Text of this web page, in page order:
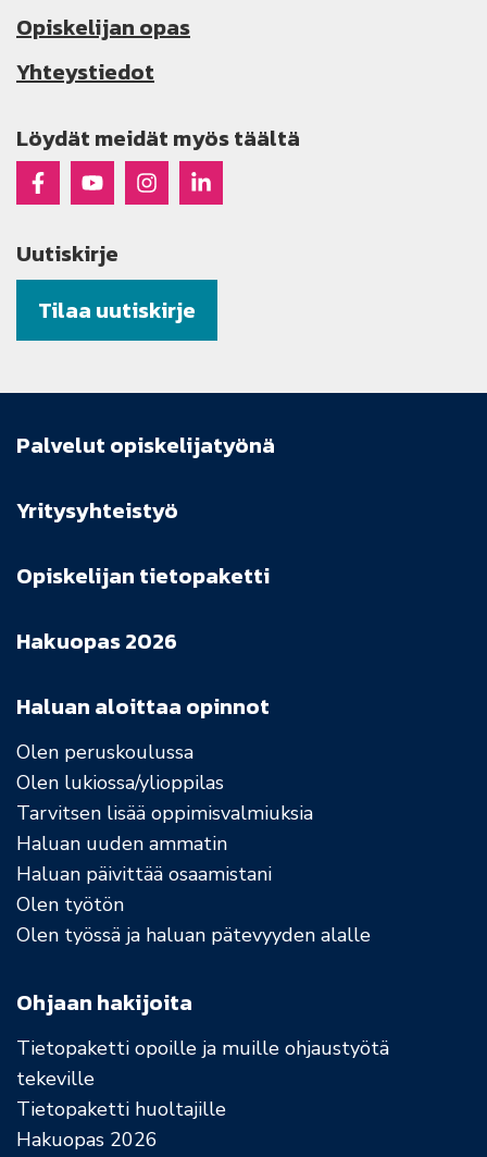
Opiskelijan opas
Yhteystiedot
Löydät meidät myös täältä
Raseko Facebookissa
Raseko Youtubessa
Raseko Instagramissa
Raseko Linkedinissä
Uutiskirje
Tilaa uutiskirje
Haluan aloittaa opinnot
Olen peruskoulussa
Olen lukiossa/ylioppilas
Tarvitsen lisää oppimisvalmiuksia
Haluan uuden ammatin
Haluan päivittää osaamistani
Olen työtön
Olen työssä ja haluan pätevyyden alalle
Ohjaan hakijoita
Tietopaketti opoille ja muille ohjaustyötä
tekeville
Tietopaketti huoltajille
Hakuopas 2026
Palvelut opiskelijatyönä
Yritysyhteistyö
Opiskelijan tietopaketti
Hakuopas 2026